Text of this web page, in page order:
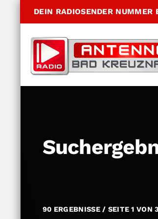
DEIN RADIOSENDER NUMMER
90 ERGEBNISSE / SEITE 1 VON 3